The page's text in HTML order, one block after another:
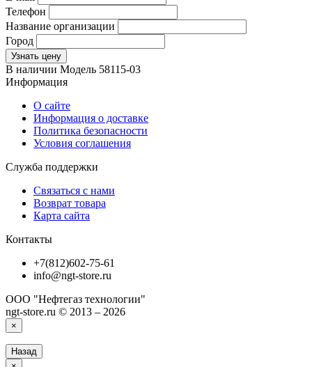
Телефон
Название организации
Город
Узнать цену
В наличии Модель 58115-03
Информация
О сайте
Информация о доставке
Политика безопасности
Условия соглашения
Служба поддержки
Связаться с нами
Возврат товара
Карта сайта
Контакты
+7(812)602-75-61
info@ngt-store.ru
ООО "Нефтегаз технологии"
ngt-store.ru © 2013 – 2026
×
Назад